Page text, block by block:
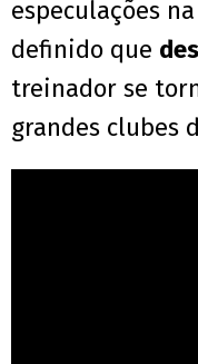
especulações
definido que
treinador se
grandes clubes